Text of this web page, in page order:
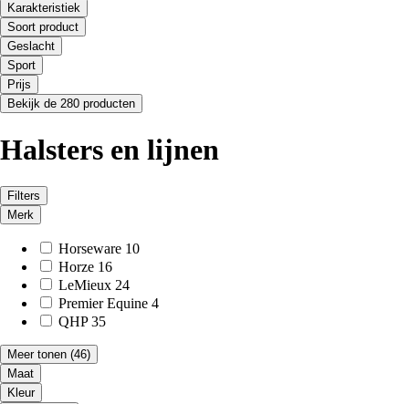
Karakteristiek
Soort product
Geslacht
Sport
Prijs
Bekijk de 280 producten
Halsters en lijnen
Filters
Merk
Horseware 10
Horze 16
LeMieux 24
Premier Equine 4
QHP 35
Meer tonen (46)
Maat
Kleur